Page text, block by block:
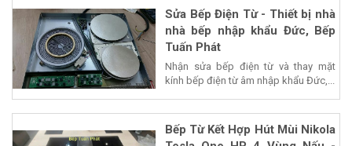
Sửa Bếp Điện Từ - Thiết bị nhà
nhà bếp nhập khẩu Đức, Bếp
Tuấn Phát
Nhận sửa bếp điện từ và thay mặt
kính bếp điện từ âm nhập khẩu Đức,...
Bếp Từ Kết Hợp Hút Mùi Nikola